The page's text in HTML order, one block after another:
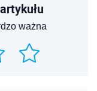
ważna